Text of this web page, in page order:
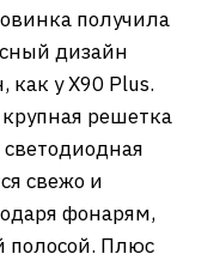
получила
дизайн
как у X90 Plus.
решетка
свежо и
фонарям,
полосой. Плюс